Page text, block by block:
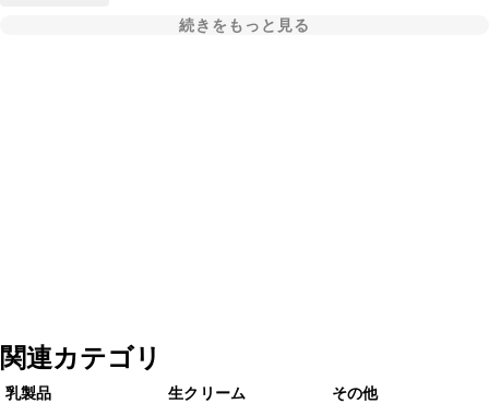
続きをもっと見る
関連カテゴリ
乳製品 生クリーム その他